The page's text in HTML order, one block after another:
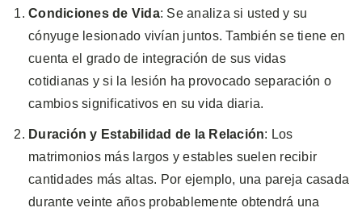
Condiciones de Vida: Se analiza si usted y su
cónyuge lesionado vivían juntos. También se tiene en
cuenta el grado de integración de sus vidas
cotidianas y si la lesión ha provocado separación o
cambios significativos en su vida diaria.
Duración y Estabilidad de la Relación: Los
matrimonios más largos y estables suelen recibir
cantidades más altas. Por ejemplo, una pareja casada
durante veinte años probablemente obtendrá una